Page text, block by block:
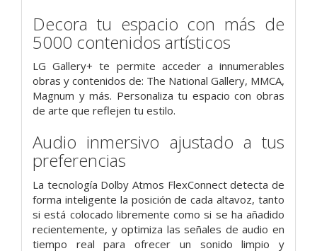
Decora tu espacio con más de
5000 contenidos artísticos
LG Gallery+ te permite acceder a innumerables
obras y contenidos de: The National Gallery, MMCA,
Magnum y más. Personaliza tu espacio con obras
de arte que reflejen tu estilo.
Audio inmersivo ajustado a tus
preferencias
La tecnología Dolby Atmos FlexConnect detecta de
forma inteligente la posición de cada altavoz, tanto
si está colocado libremente como si se ha añadido
recientemente, y optimiza las señales de audio en
tiempo real para ofrecer un sonido limpio y